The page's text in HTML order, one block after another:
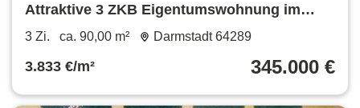
Attraktive 3 ZKB Eigentumswohnung im
begehrten Komponistenviertel
3 Zi. ca. 90,00 m² Darmstadt 64289
3.833 €/m² 345.000 €